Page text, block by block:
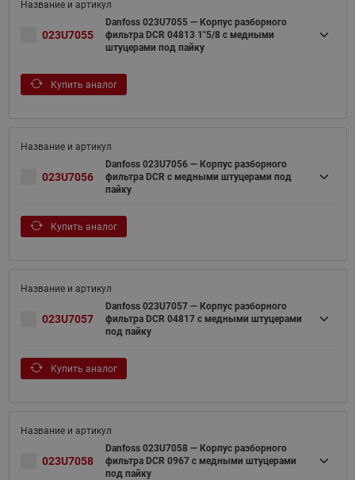
023U7055
Danfoss 023U7055 — Корпус разборного
фильтра DCR 04813 1"5/8 с медными
штуцерами под пайку
Купить аналог
023U7056
Danfoss 023U7056 — Корпус разборного
фильтра DCR с медными штуцерами под
пайку
Купить аналог
023U7057
Danfoss 023U7057 — Корпус разборного
фильтра DCR 04817 с медными штуцерами
под пайку
Купить аналог
023U7058
Danfoss 023U7058 — Корпус разборного
фильтра DCR 0967 с медными штуцерами
под пайку